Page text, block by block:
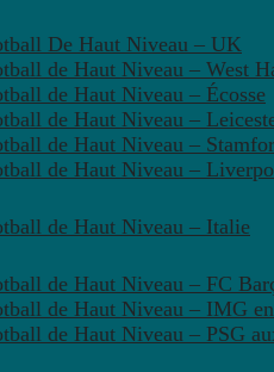
De Haut Niveau – UK
de Haut Niveau – West
de Haut Niveau – Écosse
de Haut Niveau –
de Haut Niveau –
de Haut Niveau –
de Haut Niveau – Italie
de Haut Niveau – FC
de Haut Niveau – IMG
de Haut Niveau – PSG